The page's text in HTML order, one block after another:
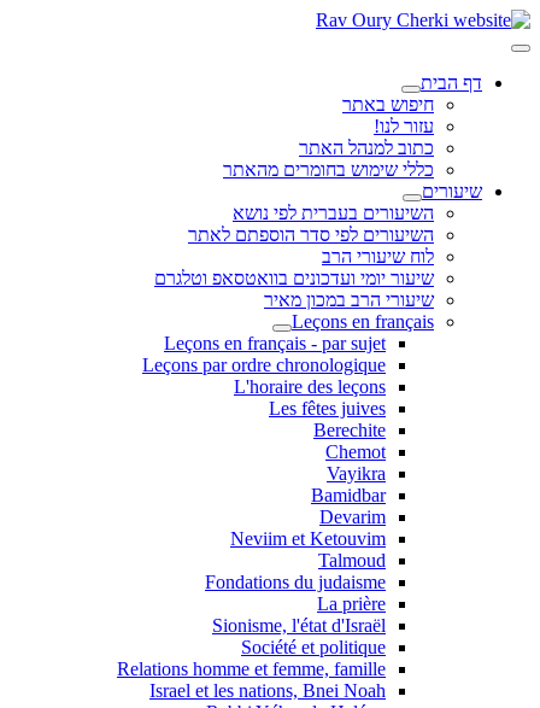
דף הבית
חיפוש באתר
עזור לנו!
כתוב למנהל האתר
כללי שימוש בחומרים מהאתר
שיעורים
השיעורים בעברית לפי נושא
השיעורים לפי סדר הוספתם לאתר
לוח שיעורי הרב
שיעור יומי ועדכונים בוואטסאפ וטלגרם
שיעורי הרב במכון מאיר
Leçons en français
Leçons en français - par sujet
Leçons par ordre chronologique
L'horaire des leçons
Les fêtes juives
Berechite
Chemot
Vayikra
Bamidbar
Devarim
Neviim et Ketouvim
Talmoud
Fondations du judaisme
La prière
Sionisme, l'état d'Israël
Société et politique
Relations homme et femme, famille
Israel et les nations, Bnei Noah